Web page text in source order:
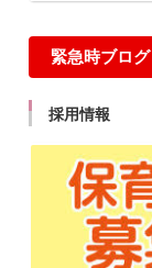
緊急時ブログ
採用情報